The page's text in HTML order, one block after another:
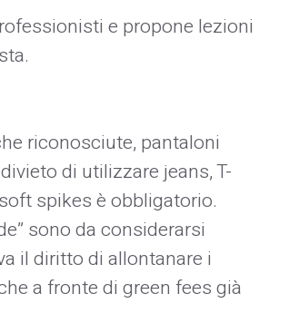
e propone lezioni
riconosciute, pantaloni
di utilizzare jeans, T-
spikes è obbligatorio.
sono da considerarsi
il diritto di allontanare i
a fronte di green fees già